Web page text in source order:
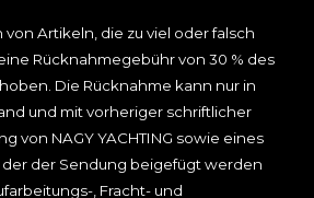
von Artikeln, die zu viel oder falsch
Rücknahmegebühr von 30 % des
Die Rücknahme kann nur in
und mit vorheriger schriftlicher
von NAGY YACHTING sowie eines
der Sendung beigefügt werden
, Fracht- und